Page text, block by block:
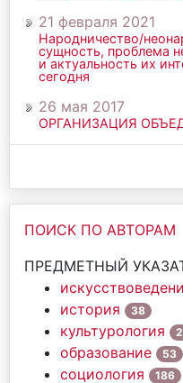
21 февраля 2021
Народничество/
сущность, проблема
и актуальность их
сегодня
26 мая 2017
ОРГАНИЗАЦИЯ
ПОИСК ПО АВТОРАМ
ПРЕДМЕТНЫЙ
история 38
культурология
образование 53
социология 186